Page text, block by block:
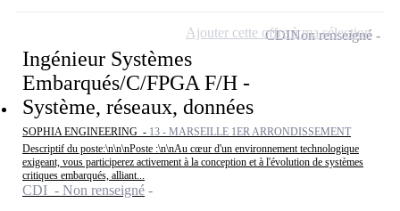
Ingénieur Systèmes
Embarqués/C/FPGA F/H -
Système, réseaux, données
SOPHIA ENGINEERING - 13 - MARSEILLE 1ER ARRONDISSEMENT
Descriptif du poste:\n\n\nPoste :\n\nAu cœur d'un environnement technologique
exigeant, vous participerez activement à la conception et à l'évolution de systèmes
critiques embarqués, alliant...
CDI - Non renseigné
CDINon renseigné
Ajouter cette offre à ma sélection